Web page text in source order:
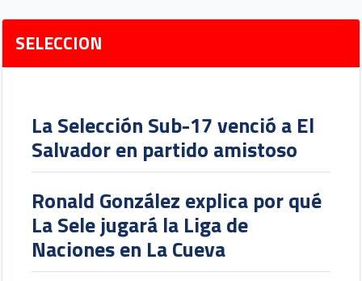
SELECCION
La Selección Sub-17 venció a El
Salvador en partido amistoso
Ronald González explica por qué
La Sele jugará la Liga de
Naciones en La Cueva